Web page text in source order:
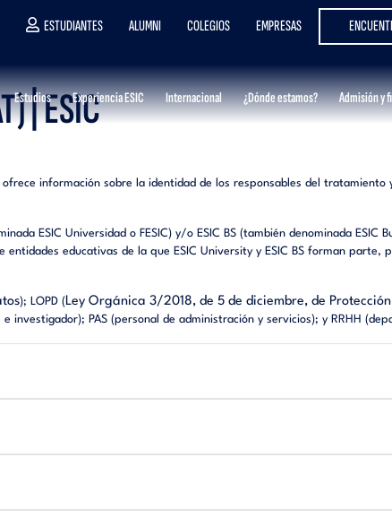
ESTUDIANTES ALUMNI COLEGIOS EMPRESAS
Estudios Experiencia ESIC Internacional ¿Dónde estamos? Admisión y
| ESIC
información sobre la identidad de los responsables del tratamiento
ESIC Universidad o FESIC) y/o ESIC BS (también denominada ESIC
educativas de la que ESIC University y ESIC BS forman parte,
); LOPD (Ley Orgánica 3/2018, de 5 de diciembre, de
investigador); PAS (personal de administración y servicios); y RRHH